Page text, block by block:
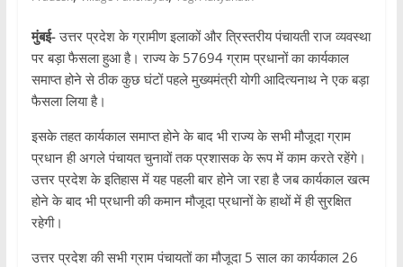
मुंबई-उत्तर प्रदेश के ग्रामीण इलाकों और त्रिस्तरीय पंचायती राज व्यवस्था
पर बड़ा फैसला हुआ है। राज्य के 57694 ग्राम प्रधानों का कार्यकाल
समाप्त होने से ठीक कुछ घंटों पहले मुख्यमंत्री योगी आदित्यनाथ ने एक बड़ा
फैसला लिया है।
इसके तहत कार्यकाल समाप्त होने के बाद भी राज्य के सभी मौजूदा ग्राम
प्रधान ही अगले पंचायत चुनावों तक प्रशासक के रूप में काम करते रहेंगे।
उत्तर प्रदेश के इतिहास में यह पहली बार होने जा रहा है जब कार्यकाल खत्म
होने के बाद भी प्रधानी की कमान मौजूदा प्रधानों के हाथों में ही सुरक्षित
रहेगी।
उत्तर प्रदेश की सभी ग्राम पंचायतों का मौजूदा 5 साल का कार्यकाल 26